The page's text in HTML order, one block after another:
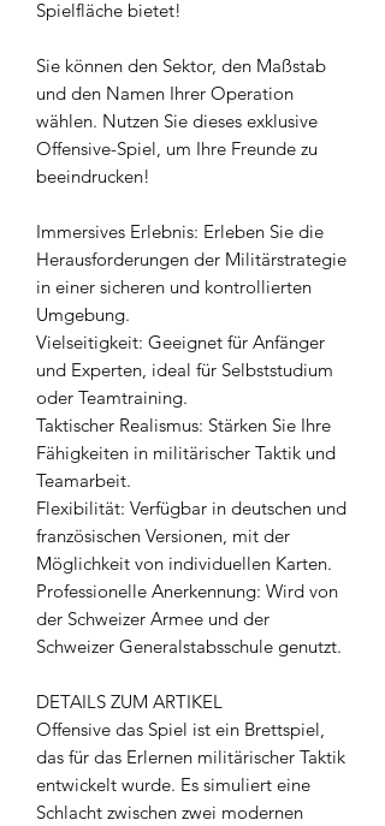
Spielfläche bietet!
Sie können den Sektor, den Maßstab
und den Namen Ihrer Operation
wählen. Nutzen Sie dieses exklusive
Offensive-Spiel, um Ihre Freunde zu
beeindrucken!
Immersives Erlebnis: Erleben Sie die
Herausforderungen der Militärstrategie
in einer sicheren und kontrollierten
Umgebung.
Vielseitigkeit: Geeignet für Anfänger
und Experten, ideal für Selbststudium
oder Teamtraining.
Taktischer Realismus: Stärken Sie Ihre
Fähigkeiten in militärischer Taktik und
Teamarbeit.
Flexibilität: Verfügbar in deutschen und
französischen Versionen, mit der
Möglichkeit von individuellen Karten.
Professionelle Anerkennung: Wird von
der Schweizer Armee und der
Schweizer Generalstabsschule genutzt.
DETAILS ZUM ARTIKEL
Offensive das Spiel ist ein Brettspiel,
das für das Erlernen militärischer Taktik
entwickelt wurde. Es simuliert eine
Schlacht zwischen zwei modernen